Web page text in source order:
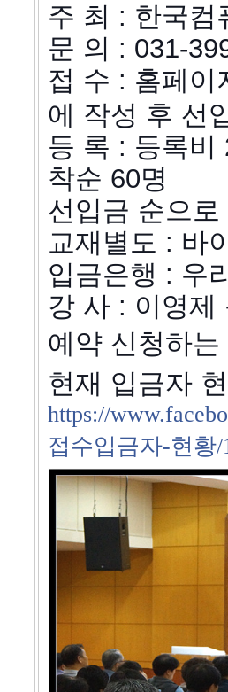
주 최 : 한국컴
문 의 : 031-
접 수 : 홈페이
에 작성 후 선
등 록 : 등록비
착순 60명
선입금 순으
교재별도 : 바
입금은행 : 우
강 사 : 이영제
예약 신청하는
현재 입금자
https://
접수입금자-현황/